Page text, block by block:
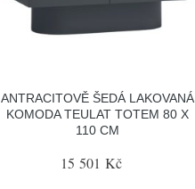
ANTRACITOVĚ ŠEDÁ LAKOVANÁ
KOMODA TEULAT TOTEM 80 X
110 CM
15 501 Kč